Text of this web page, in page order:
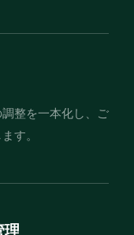
整を一本化し、ご
す。
理